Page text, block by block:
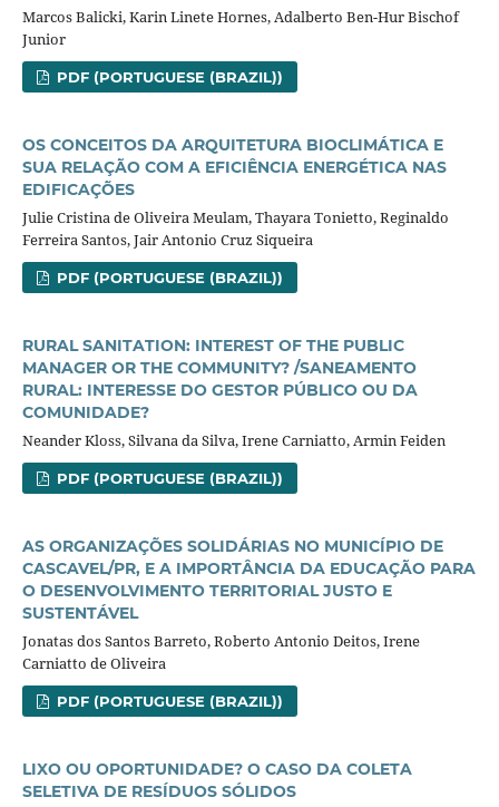
Marcos Balicki, Karin Linete Hornes, Adalberto Ben-Hur Bischof
Junior
PDF (PORTUGUESE (BRAZIL))
OS CONCEITOS DA ARQUITETURA BIOCLIMÁTICA E
SUA RELAÇÃO COM A EFICIÊNCIA ENERGÉTICA NAS
EDIFICAÇÕES
Julie Cristina de Oliveira Meulam, Thayara Tonietto, Reginaldo
Ferreira Santos, Jair Antonio Cruz Siqueira
PDF (PORTUGUESE (BRAZIL))
RURAL SANITATION: INTEREST OF THE PUBLIC
MANAGER OR THE COMMUNITY? /SANEAMENTO
RURAL: INTERESSE DO GESTOR PÚBLICO OU DA
COMUNIDADE?
Neander Kloss, Silvana da Silva, Irene Carniatto, Armin Feiden
PDF (PORTUGUESE (BRAZIL))
AS ORGANIZAÇÕES SOLIDÁRIAS NO MUNICÍPIO DE
CASCAVEL/PR, E A IMPORTÂNCIA DA EDUCAÇÃO PARA
O DESENVOLVIMENTO TERRITORIAL JUSTO E
SUSTENTÁVEL
Jonatas dos Santos Barreto, Roberto Antonio Deitos, Irene
Carniatto de Oliveira
PDF (PORTUGUESE (BRAZIL))
LIXO OU OPORTUNIDADE? O CASO DA COLETA
SELETIVA DE RESÍDUOS SÓLIDOS